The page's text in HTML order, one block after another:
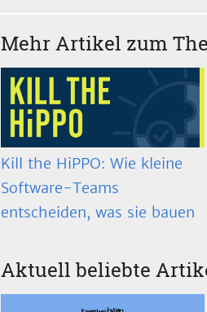
Mehr Artikel zum
Kill the HiPPO: Wie kleine
Software-Teams
entscheiden, was sie bauen
Aktuell beliebte